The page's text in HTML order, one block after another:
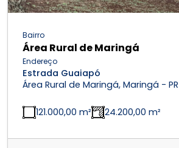
Bairro
Área Rural de Maringá
Endereço
Estrada Guaiapó
Área Rural de Maringá, Maringá - PR
121.000,00 m² 24.200,00 m²